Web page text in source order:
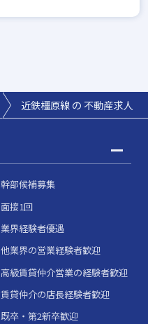
近鉄橿原線 の 不動産求人
幹部候補募集
面接1回
業界経験者優遇
他業界の営業経験者歓迎
高級賃貸仲介営業の経験者歓迎
賃貸仲介の店長経験者歓迎
既卒・第2新卒歓迎